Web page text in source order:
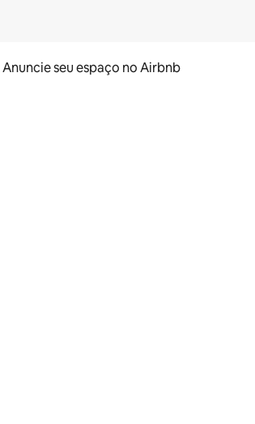
Anuncie seu espaço no Airbnb
tela.